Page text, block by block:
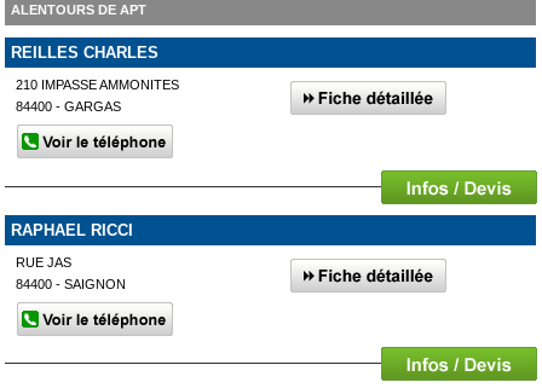
ALENTOURS DE APT
REILLES CHARLES
210 IMPASSE AMMONITES
84400 - GARGAS
RAPHAEL RICCI
RUE JAS
84400 - SAIGNON